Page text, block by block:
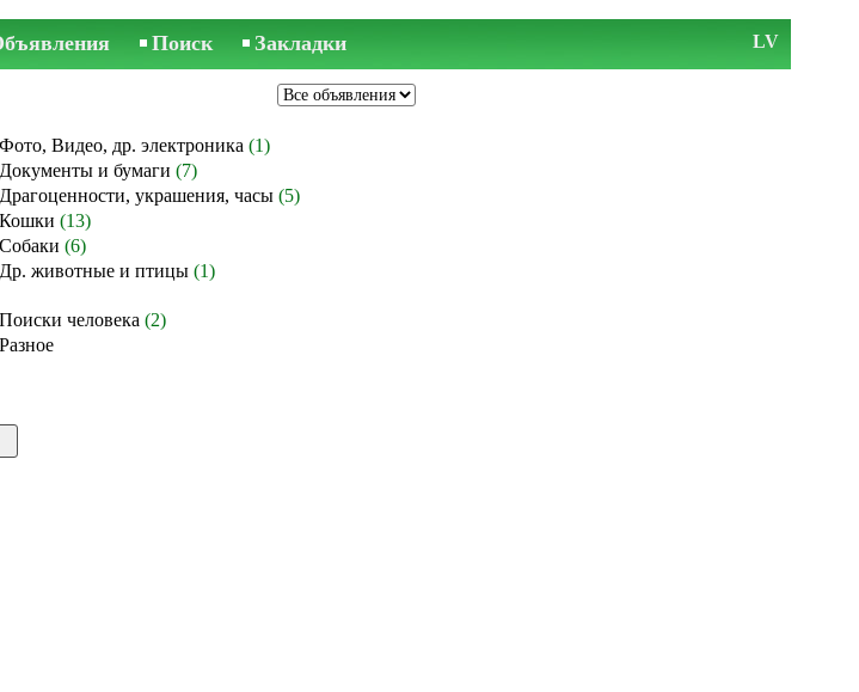
Поиск Закладки LV
Фото, Видео, др. электроника (1)
Документы и бумаги (7)
Драгоценности, украшения, часы (5)
Кошки (13)
Собаки (6)
Др. животные и птицы (1)
Поиски человека (2)
Разное